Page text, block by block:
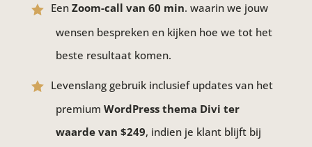
Een Zoom-call van 60 min. waarin we jouw
wensen bespreken en kijken hoe we tot het
beste resultaat komen.
Levenslang gebruik inclusief updates van het
premium WordPress thema Divi ter
waarde van $249, indien je klant blijft bij